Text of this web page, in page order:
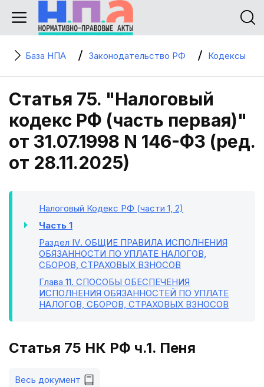
База НПА Законодательство РФ Кодексы
Статья 75. "Налоговый
кодекс РФ (часть первая)"
от 31.07.1998 N 146-ФЗ (ред.
от 28.11.2025)
Налоговый Кодекс РФ (части 1, 2)
Часть 1
Раздел IV. ОБЩИЕ ПРАВИЛА ИСПОЛНЕНИЯ
ОБЯЗАННОСТИ ПО УПЛАТЕ НАЛОГОВ,
СБОРОВ, СТРАХОВЫХ ВЗНОСОВ
Глава 11. СПОСОБЫ ОБЕСПЕЧЕНИЯ
ИСПОЛНЕНИЯ ОБЯЗАННОСТЕЙ ПО УПЛАТЕ
НАЛОГОВ, СБОРОВ, СТРАХОВЫХ ВЗНОСОВ
Статья 75 НК РФ ч.1. Пеня
Весь документ